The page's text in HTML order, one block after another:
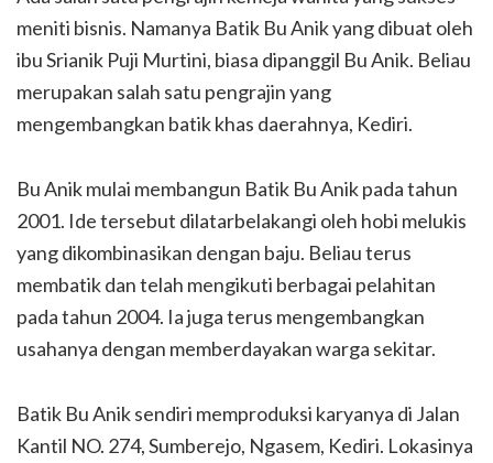
meniti bisnis. Namanya Batik Bu Anik yang dibuat oleh
ibu Srianik Puji Murtini, biasa dipanggil Bu Anik. Beliau
merupakan salah satu pengrajin yang
mengembangkan batik khas daerahnya, Kediri.
Bu Anik mulai membangun Batik Bu Anik pada tahun
2001. Ide tersebut dilatarbelakangi oleh hobi melukis
yang dikombinasikan dengan baju. Beliau terus
membatik dan telah mengikuti berbagai pelahitan
pada tahun 2004. Ia juga terus mengembangkan
usahanya dengan memberdayakan warga sekitar.
Batik Bu Anik sendiri memproduksi karyanya di Jalan
Kantil NO. 274, Sumberejo, Ngasem, Kediri. Lokasinya